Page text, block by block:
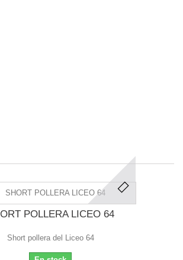
POLLERA LICEO 64
Short pollera del Liceo 64